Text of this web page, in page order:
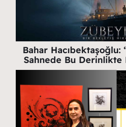
Bahar Hacıbektaşoğlu:
Sahnede Bu Derinlikte